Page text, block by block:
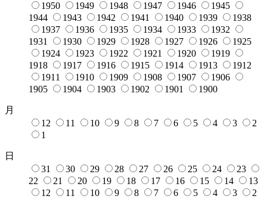
1950
1949 1948 1947 1946
1945
1944
1943 1942 1941 1940 1939
1938
1937
1936 1935 1934 1933
1932
1931
1930 1929 1928 1927 1926
1925
1924
1923 1922 1921 1920
1919
1918
1917 1916 1915 1914 1913
1912
1911
1910 1909 1908 1907
1906
1905
1904 1903 1902 1901 1900
月
12
11 10 9 8 7 6 5 4 3
2
1
日
31
30 29 28 27 26 25 24
23
22
21 20 19 18 17 16 15 14
13
12
11 10 9 8 7 6 5 4 3
2